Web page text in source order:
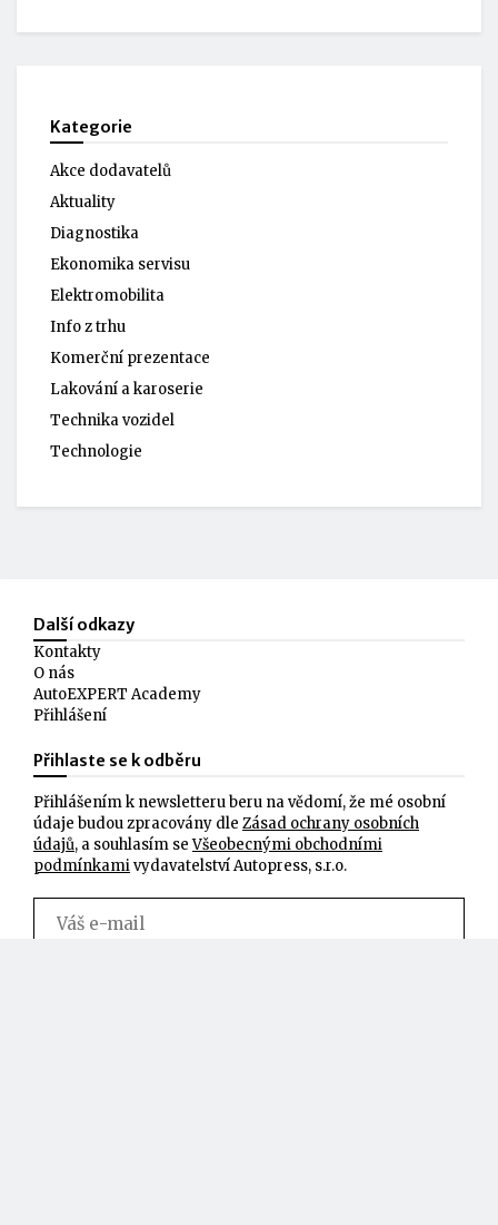
Kategorie
Akce dodavatelů
Aktuality
Diagnostika
Ekonomika servisu
Elektromobilita
Info z trhu
Komerční prezentace
Lakování a karoserie
Technika vozidel
Technologie
Další odkazy
Kontakty
O nás
AutoEXPERT Academy
Přihlášení
Přihlaste se k odběru
Přihlášením k newsletteru beru na vědomí, že mé osobní
údaje budou zpracovány dle Zásad ochrany osobních
údajů, a souhlasím seVšeobecnými obchodními
podmínkamivydavatelství Autopress, s.r.o.